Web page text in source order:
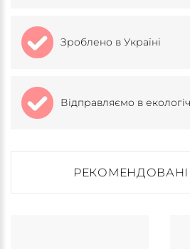
Зроблено в Україні
Відправляємо в